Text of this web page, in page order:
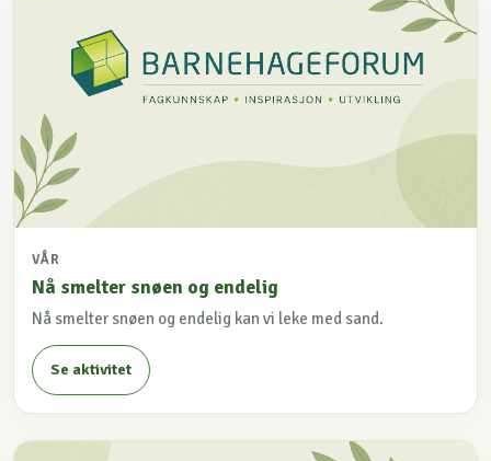
VÅR
Nå smelter snøen og endelig
Nå smelter snøen og endelig kan vi leke med sand.
Se aktivitet